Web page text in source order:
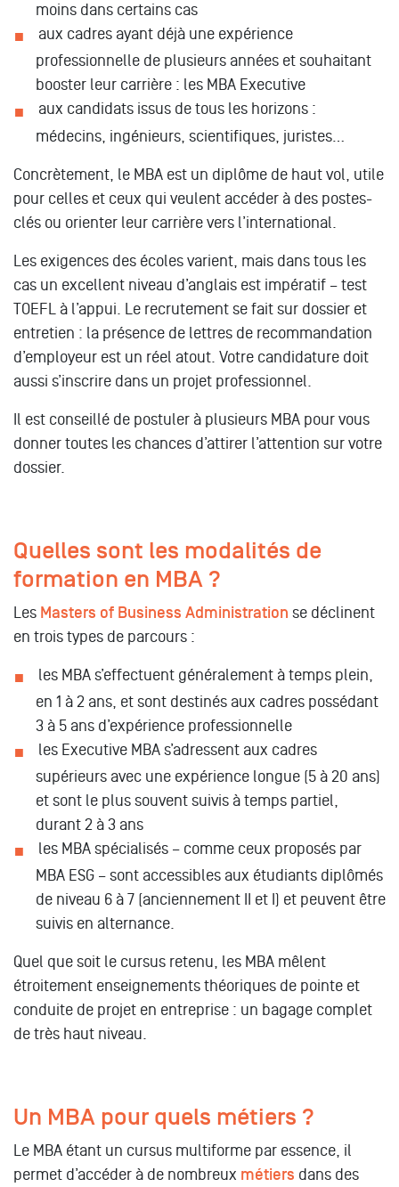
moins dans certains cas
aux cadres ayant déjà une expérience
professionnelle de plusieurs années et souhaitant
booster leur carrière : les MBA Executive
aux candidats issus de tous les horizons :
médecins, ingénieurs, scientifiques, juristes…
Concrètement, le MBA est un diplôme de haut vol, utile
pour celles et ceux qui veulent accéder à des postes-
clés ou orienter leur carrière vers l’international.
Les exigences des écoles varient, mais dans tous les
cas un excellent niveau d’anglais est impératif – test
TOEFL à l’appui. Le recrutement se fait sur dossier et
entretien : la présence de lettres de recommandation
d’employeur est un réel atout. Votre candidature doit
aussi s’inscrire dans un projet professionnel.
Il est conseillé de postuler à plusieurs MBA pour vous
donner toutes les chances d’attirer l’attention sur votre
dossier.
Quelles sont les modalités de
formation en MBA ?
Les Masters of Business Administration se déclinent
en trois types de parcours :
les MBA s’effectuent généralement à temps plein,
en 1 à 2 ans, et sont destinés aux cadres possédant
3 à 5 ans d’expérience professionnelle
les Executive MBA s’adressent aux cadres
supérieurs avec une expérience longue (5 à 20 ans)
et sont le plus souvent suivis à temps partiel,
durant 2 à 3 ans
les MBA spécialisés – comme ceux proposés par
MBA ESG – sont accessibles aux étudiants diplômés
de niveau 6 à 7 (anciennement II et I) et peuvent être
suivis en alternance.
Quel que soit le cursus retenu, les MBA mêlent
étroitement enseignements théoriques de pointe et
conduite de projet en entreprise : un bagage complet
de très haut niveau.
Un MBA pour quels métiers ?
Le MBA étant un cursus multiforme par essence, il
permet d’accéder à de nombreux métiers dans des